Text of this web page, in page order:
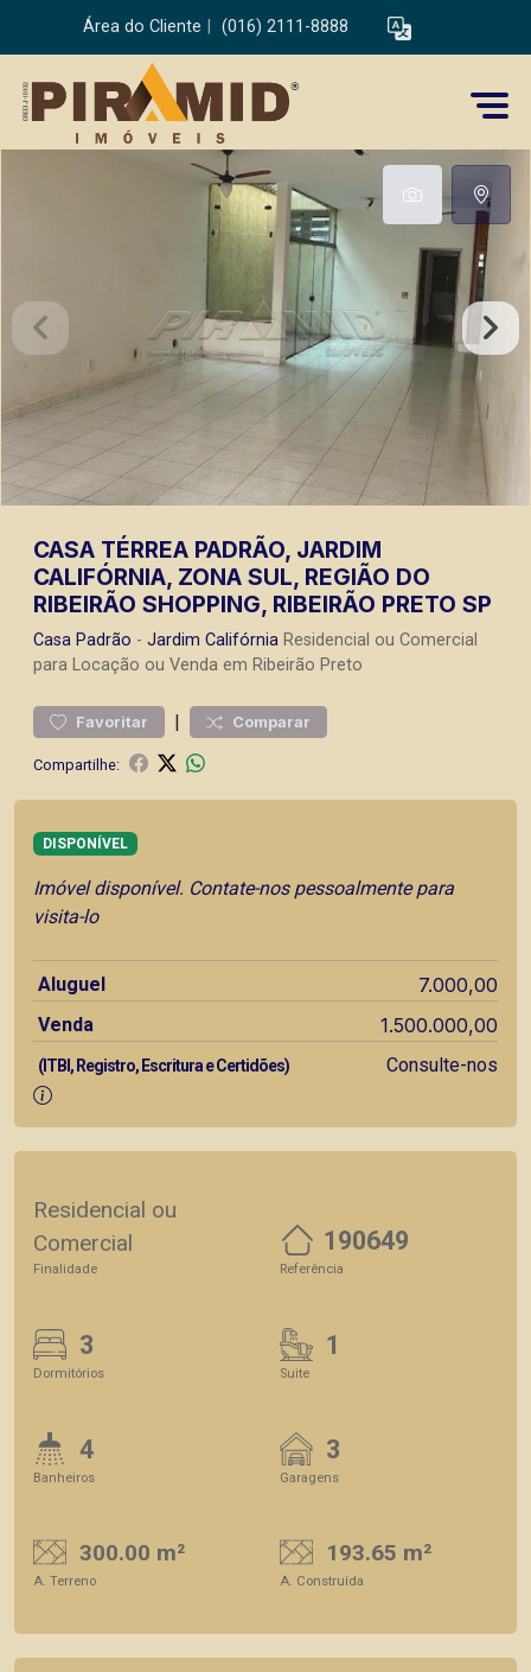
Área do Cliente (016) 2111-8888
CASA TÉRREA PADRÃO, JARDIM
CALIFÓRNIA, ZONA SUL, REGIÃO DO
RIBEIRÃO SHOPPING, RIBEIRÃO PRETO SP
Casa Padrão - Jardim Califórnia Residencial ou Comercial
para Locação ou Venda em Ribeirão Preto
Favoritar | Comparar
Compartilhe:
DISPONÍVEL
Imóvel disponível. Contate-nos pessoalmente para
visita-lo
Aluguel 7.000,00
Venda 1.500.000,00
(ITBI, Registro, Escritura e Certidões) Consulte-nos
Residencial ou
Comercial
Finalidade
190649
Referência
3
Dormitórios
1
Suite
4
Banheiros
3
Garagens
300.00 m²
A. Terreno
193.65 m²
A. Construída